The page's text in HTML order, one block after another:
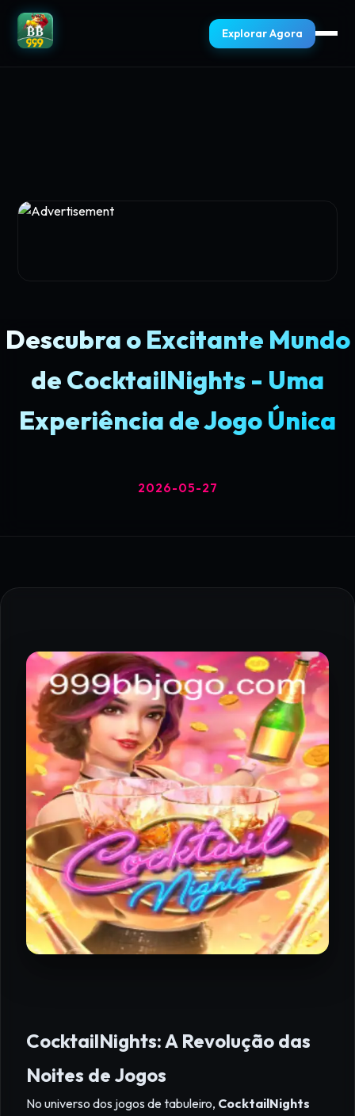
Explorar Agora
Descubra o Excitante Mundo
de CocktailNights - Uma
Experiência de Jogo Única
2026-05-27
CocktailNights: A Revolução das
Noites de Jogos
No universo dos jogos de tabuleiro, CocktailNights